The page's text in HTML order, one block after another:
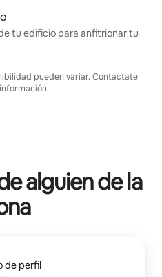
tu edificio para anfitrionar tu
pueden variar. Contáctate
alguien de la